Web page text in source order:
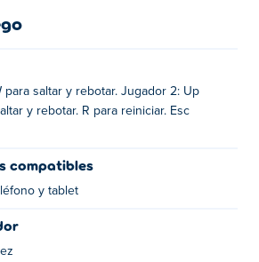
personaje necesita ayudar al otro
¿Sabes qué es lo mejor? ¡Puedes
¡Invita a tus amigos a entrar en
de dos botones?
paredes.
para saltar y rebotar. Jugador 2: Up
y rebotar. R para reiniciar. Esc
compatibles
y tablet